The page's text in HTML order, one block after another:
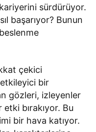
sürdürüyor.
başarıyor? Bunun
çekici
bir
gözleri, izleyenler
bırakıyor. Bu
bir hava katıyor.